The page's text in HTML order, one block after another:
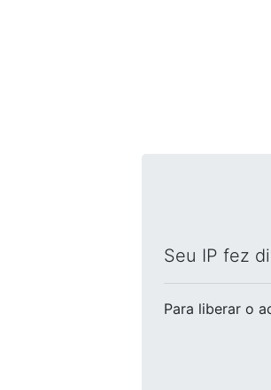
Seu IP fez
Para liberar o